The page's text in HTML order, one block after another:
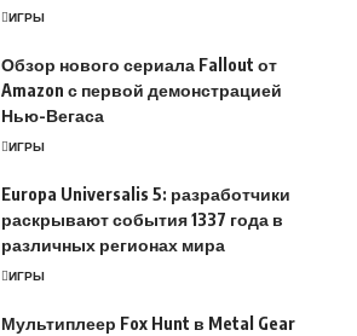
ИГРЫ
Обзор нового сериала Fallout от
Amazon с первой демонстрацией
Нью-Вегаса
ИГРЫ
Europa Universalis 5: разработчики
раскрывают события 1337 года в
различных регионах мира
ИГРЫ
Мультиплеер Fox Hunt в Metal Gear